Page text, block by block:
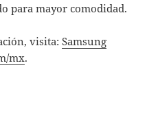
para mayor comodidad.
visita:Samsung
mx.